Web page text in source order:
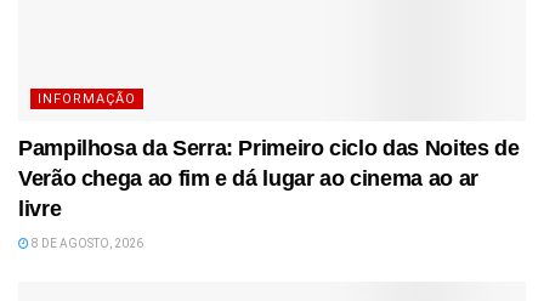
INFORMAÇÃO
Pampilhosa da Serra: Primeiro ciclo das Noites de
Verão chega ao fim e dá lugar ao cinema ao ar
livre
8 DE AGOSTO, 2026